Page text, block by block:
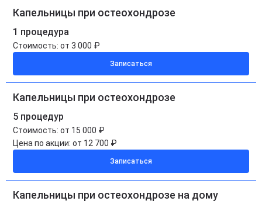
Капельницы при остеохондрозе
1 процедура
Стоимость: от 3 000 ₽
Записаться
Капельницы при остеохондрозе
5 процедур
Стоимость: от 15 000 ₽
Цена по акции: от 12 700 ₽
Записаться
Капельницы при остеохондрозе на дому